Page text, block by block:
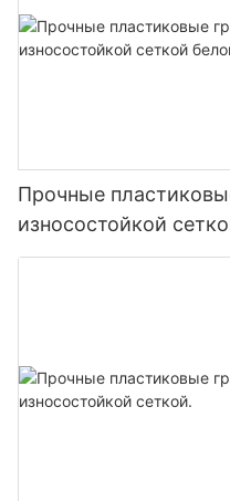
Прочные
износостойкой